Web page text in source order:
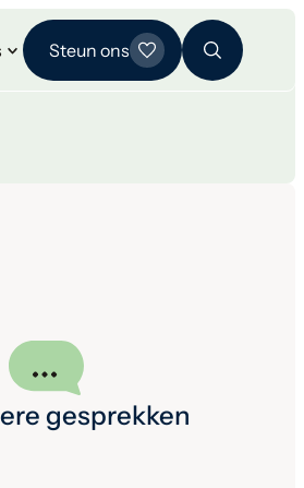
Steun ons
gesprekken